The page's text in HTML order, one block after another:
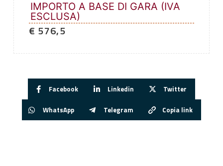
IMPORTO A BASE DI GARA (IVA
ESCLUSA)
€ 576,5
Facebook Linkedin Twitter
WhatsApp Telegram Copia link